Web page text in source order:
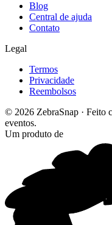
Blog
Central de ajuda
Contato
Legal
Termos
Privacidade
Reembolsos
© 2026 ZebraSnap · Feito
eventos.
Um produto de